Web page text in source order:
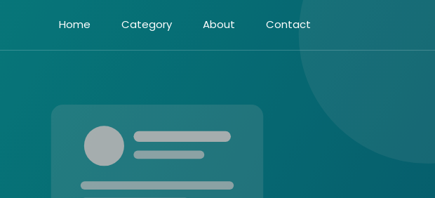
Home Category About Contact